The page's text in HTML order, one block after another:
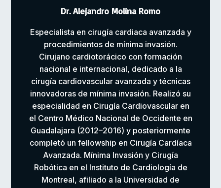
Dr. Alejandro Molina Romo
Especialista en cirugía cardiaca avanzada y
procedimientos de mínima invasión.
Cirujano cardiotorácico con formación
nacional e internacional, dedicado a la
cirugía cardiovascular avanzada y técnicas
innovadoras de mínima invasión. Realizó su
especialidad en Cirugía Cardiovascular en
el Centro Médico Nacional de Occidente en
Guadalajara (2012–2016) y posteriormente
completó un fellowship en Cirugía Cardíaca
Avanzada. Mínima Invasión y Cirugía
Robótica en el Instituto de Cardiología de
Montreal, afiliado a la Universidad de